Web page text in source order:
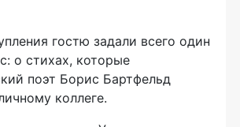
гостю задали всего один
о стихах, которые
поэт Борис Бартфельд
коллеге.